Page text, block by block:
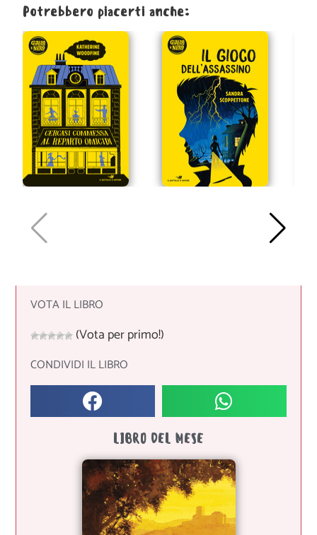
Potrebbero piacerti anche:
VOTA IL LIBRO
(Vota per primo!)
CONDIVIDI IL LIBRO
LIBRO DEL MESE